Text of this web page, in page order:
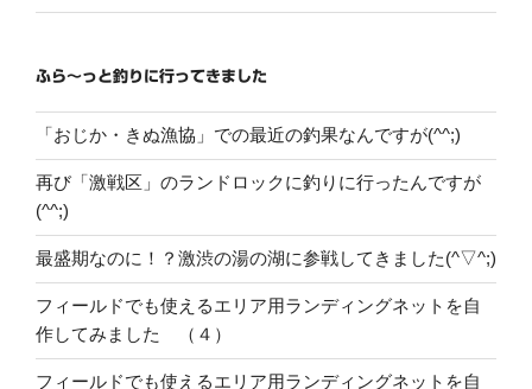
ふら～っと釣りに行ってきました
「おじか・きぬ漁協」での最近の釣果なんですが(^^;)
再び「激戦区」のランドロックに釣りに行ったんですが
(^^;)
最盛期なのに！？激渋の湯の湖に参戦してきました(^▽^;)
フィールドでも使えるエリア用ランディングネットを自
作してみました （４）
フィールドでも使えるエリア用ランディングネットを自